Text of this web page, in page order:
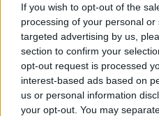
If you wish to opt-out of the
processing of your personal
targeted advertising by us,
section to confirm your
opt-out request is processed
interest-based ads based on
us or personal information
your opt-out. You may
Libertà
17/08/2008
Oggi si riuniscono i
indipendenti